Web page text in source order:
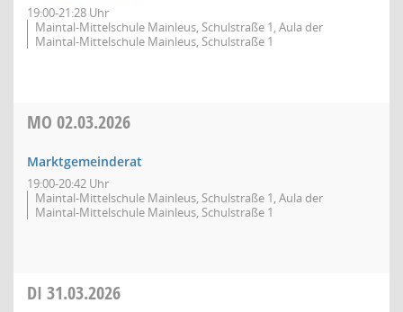
19:00-21:28 Uhr
Maintal-Mittelschule Mainleus, Schulstraße 1, Aula der
Maintal-Mittelschule Mainleus, Schulstraße 1
MO 02.03.2026
Marktgemeinderat
19:00-20:42 Uhr
Maintal-Mittelschule Mainleus, Schulstraße 1, Aula der
Maintal-Mittelschule Mainleus, Schulstraße 1
DI 31.03.2026